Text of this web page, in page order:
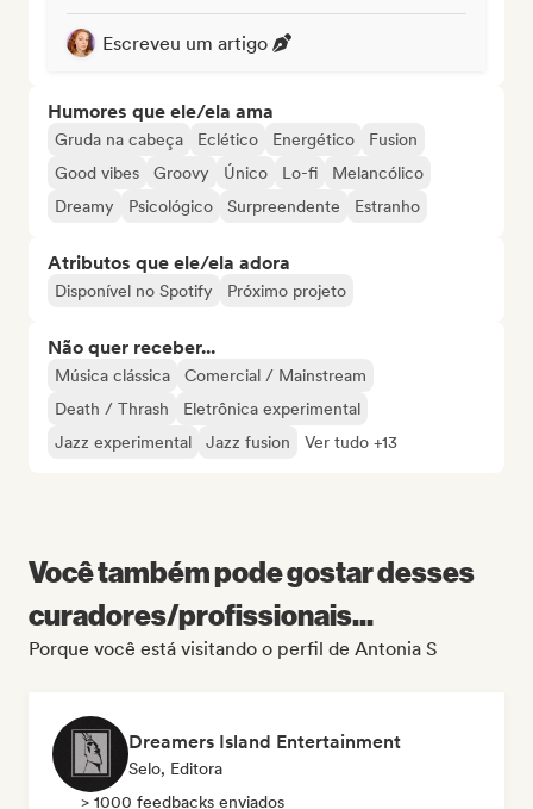
Escreveu um artigo
Humores que ele/ela ama
Gruda na cabeça Eclético Energético
Fusion
Good vibes
Groovy Único Lo-fi
Melancólico
Dreamy
Psicológico Surpreendente Estranho
Atributos que ele/ela adora
Disponível no Spotify Próximo projeto
Não quer receber...
Música clássica
Comercial / Mainstream
Death / Thrash
Eletrônica experimental
Jazz experimental
Jazz fusion Ver tudo +13
Você também pode gostar desses
curadores/profissionais...
Porque você está visitando o perfil de Antonia S
Dreamers Island Entertainment
Selo, Editora
> 1000 feedbacks enviados